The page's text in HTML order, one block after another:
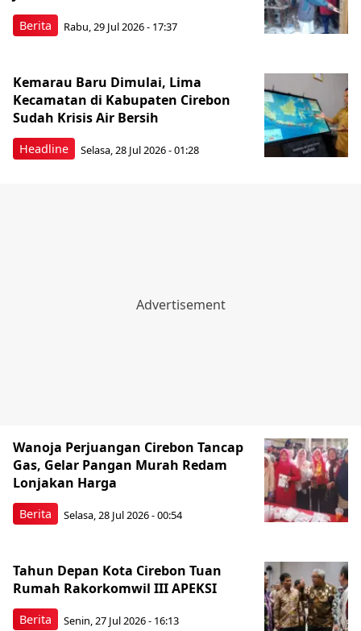
Berita Rabu, 29 Jul 2026 - 17:37
Headline
Kemarau Baru Dimulai, Lima
Kecamatan di Kabupaten Cirebon
Sudah Krisis Air Bersih
Selasa, 28 Jul 2026 - 01:28
Berita
Wanoja Perjuangan Cirebon Tancap
Gas, Gelar Pangan Murah Redam
Lonjakan Harga
Selasa, 28 Jul 2026 - 00:54
Berita
Tahun Depan Kota Cirebon Tuan
Rumah Rakorkomwil III APEKSI
Senin, 27 Jul 2026 - 16:13